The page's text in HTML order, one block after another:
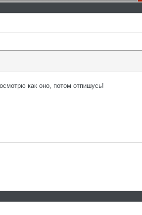
как оно, потом отпишусь!